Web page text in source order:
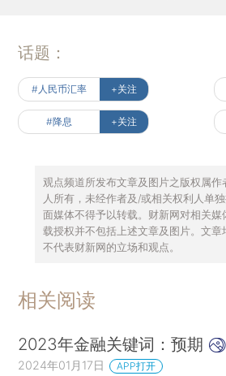
话题：
#人民币汇率 +关注
#降息 +关注
观点频道所发布文章及图片之版权属作
人所有，未经作者及/或相关权利人单
面媒体不得予以转载。财新网对相关媒
载授权并不包括上述文章及图片。文章
不代表财新网的立场和观点。
相关阅读
2023年金融关键词：预期
2024年01月17日 APP打开